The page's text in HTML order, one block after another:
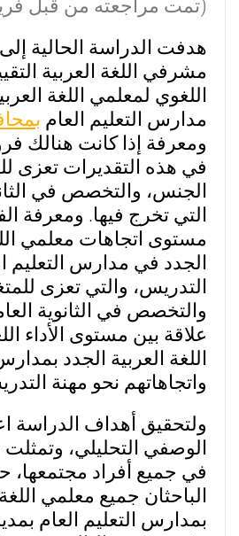
(تمت مراجعته من قبل
هدفت الدراسة الحالية
مشرفي اللغة العربية
اللغوي لمعلمي اللغة
مدارس التعليم العام
ومعرفة إذا كانت هنالك
في هذه التقديرات تعزى
الجنس، والتخصص في
التي تخرج فيها. ومعرفة
مستوى اتجاهات معلمي
الجدد في مدارس التعليم
التدريس، والتي تعزى
والتخصص في الثانوية
علاقة بين مستوى الأداء
اللغة العربية الجدد
واتجاهاتهم نحو مهنة
ولتحقيق أهداف الدراسة
الوصفي التحليلي،
في جميع أفراد مجتمعها،
الباحثان جميع معلمي
بمدارس التعليم العام